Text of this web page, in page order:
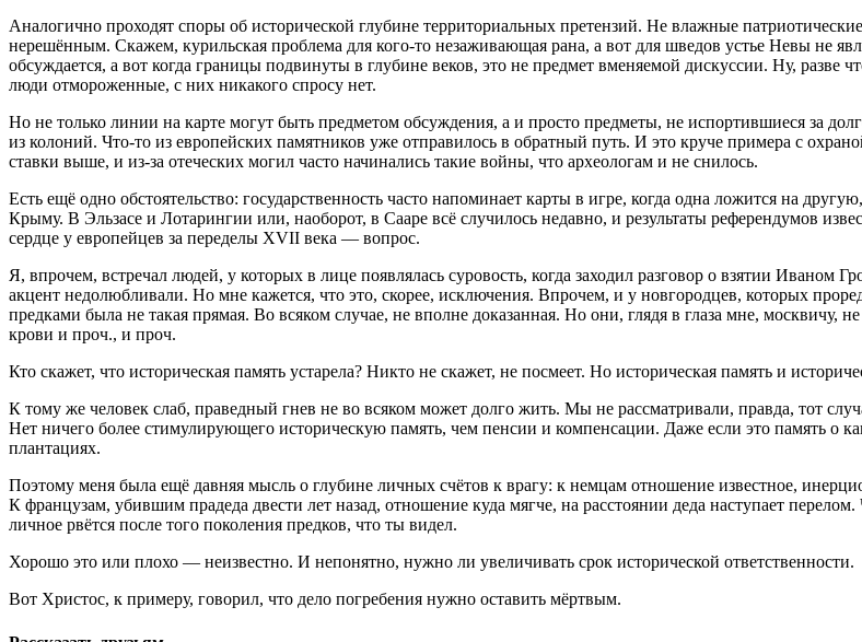
Аналогично проходят споры об исторической глубине территориальных претензий. Не влажные
нерешённым. Скажем, курильская проблема для кого-то незаживающая рана, а вот для шведов устье Невы не
обсуждается, а вот когда границы подвинуты в глубине веков, это не предмет вменяемой дискуссии. Ну,
люди отмороженные, с них никакого спросу нет.
Но не только линии на карте могут быть предметом обсуждения, а и просто предметы, не испортившиеся за
из колоний. Что-то из европейских памятников уже отправилось в обратный путь. И это круче примера с
ставки выше, и из-за отеческих могил часто начинались такие войны, что археологам и не снилось.
Есть ещё одно обстоятельство: государственность часто напоминает карты в игре, когда одна ложится на
Крыму. В Эльзасе и Лотарингии или, наоборот, в Сааре всё случилось недавно, и результаты референдумов
сердце у европейцев за переделы XVII века — вопрос.
Я, впрочем, встречал людей, у которых в лице появлялась суровость, когда заходил разговор о взятии
акцент недолюбливали. Но мне кажется, что это, скорее, исключения. Впрочем, и у новгородцев, которых
предками была не такая прямая. Во всяком случае, не вполне доказанная. Но они, глядя в глаза мне, москвичу,
крови и проч., и проч.
Кто скажет, что историческая память устарела? Никто не скажет, не посмеет. Но историческая память и
К тому же человек слаб, праведный гнев не во всяком может долго жить. Мы не рассматривали, правда, тот
Нет ничего более стимулирующего историческую память, чем пенсии и компенсации. Даже если это память о
плантациях.
Поэтому меня была ещё давняя мысль о глубине личных счётов к врагу: к немцам отношение известное,
К французам, убившим прадеда двести лет назад, отношение куда мягче, на расстоянии деда наступает
личное рвётся после того поколения предков, что ты видел.
Хорошо это или плохо — неизвестно. И непонятно, нужно ли увеличивать срок исторической ответственности.
Вот Христос, к примеру, говорил, что дело погребения нужно оставить мёртвым.